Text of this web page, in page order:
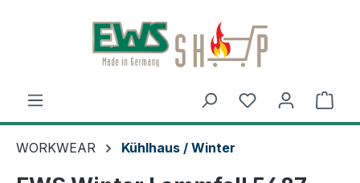
Zum Hauptinhalt springen
WORKWEAR Kühlhaus / Winter